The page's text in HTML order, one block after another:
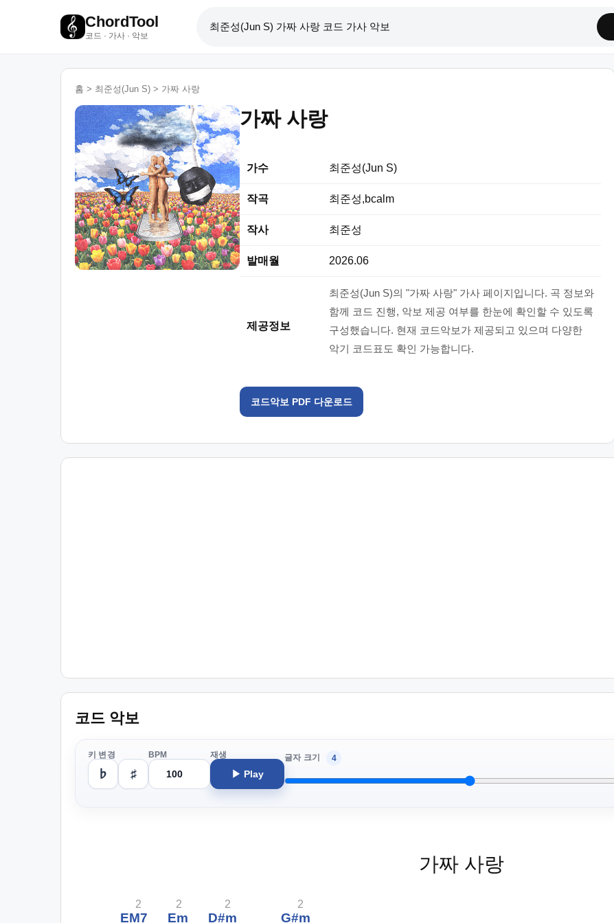
ChordTool
코드 · 가사 · 악보
홈 > 최준성(Jun S) > 가짜 사랑
가짜 사랑
가수 최준성(Jun S)
작곡 최준성,bcalm
작사 최준성
발매월 2026.06
제공정보
최준성(Jun S)의 "가짜 사랑" 가사 페이지입니다. 곡 정보와
함께 코드 진행, 악보 제공 여부를 한눈에 확인할 수 있도록
구성했습니다. 현재 코드악보가 제공되고 있으며 다양한
악기 코드표도 확인 가능합니다.
코드악보 PDF 다운로드
코드 악보
키 변경
♭ ♯
BPM 재생
▶ Play
글자 크기 4
가짜 사랑
EM7
2
Em
2
D#m
2
G#m
2